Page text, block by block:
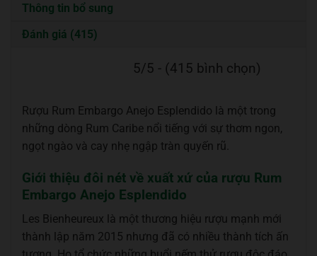
Thông tin bổ sung
Đánh giá (415)
5/5 - (415 bình chọn)
Rượu Rum Embargo Anejo Esplendido là một trong
những dòng Rum Caribe nổi tiếng với sự thơm ngon,
ngọt ngào và cay nhẹ ngập tràn quyến rũ.
Giới thiệu đôi nét về xuất xứ của rượu Rum
Embargo Anejo Esplendido
Les Bienheureux là một thương hiệu rượu mạnh mới
thành lập năm 2015 nhưng đã có nhiều thành tích ấn